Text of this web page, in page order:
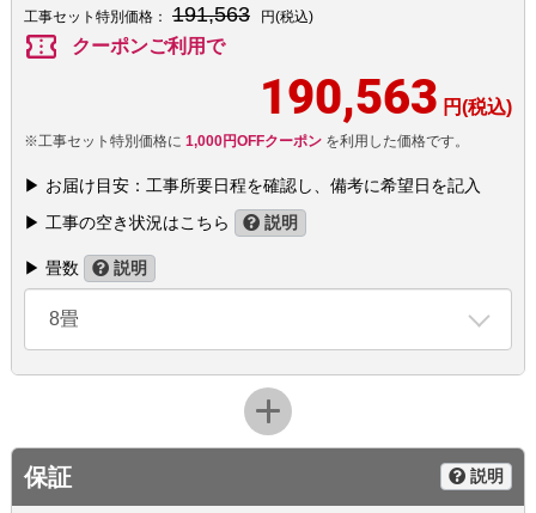
工事セット特別価格： 191,563 円(税込)
confirmation_number クーポンご利用で
190,563 円(税込)
※工事セット特別価格に 1,000円OFFクーポンを利用した価格です。
▶ お届け目安：工事所要日程を確認し、備考に希望日を記入
▶ 工事の空き状況はこちら
説明
▶ 畳数 説明
8畳
保証 説明